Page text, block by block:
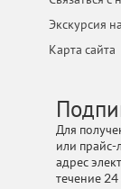
Экскурсия
Карта сайта
Для
или прайс-
адрес
течение 24